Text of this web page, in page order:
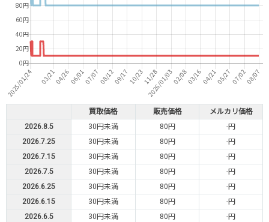
買取価格 販売価格
メルカリ価格
2026.8.5
30円未満 80円
-円
2026.7.25
30円未満 80円
-円
2026.7.15
30円未満 80円
-円
2026.7.5
30円未満 80円
-円
2026.6.25
30円未満 80円
-円
2026.6.15
30円未満 80円
-円
2026.6.5
30円未満 80円
-円